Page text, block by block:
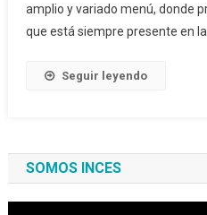
amplio y variado menú, donde
que está siempre presente en
Seguir leyendo
SOMOS INCES